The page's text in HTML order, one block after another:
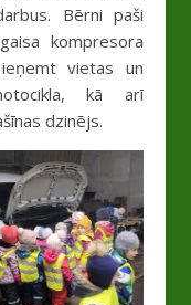
Bērni paši
kompresora
vietas un
kā arī
dzinējs.